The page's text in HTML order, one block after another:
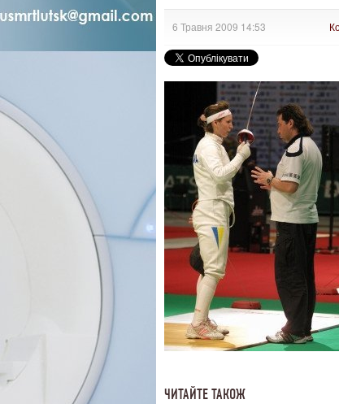
6 Травня 2009 14:53
ЧИТАЙТЕ ТАКОЖ